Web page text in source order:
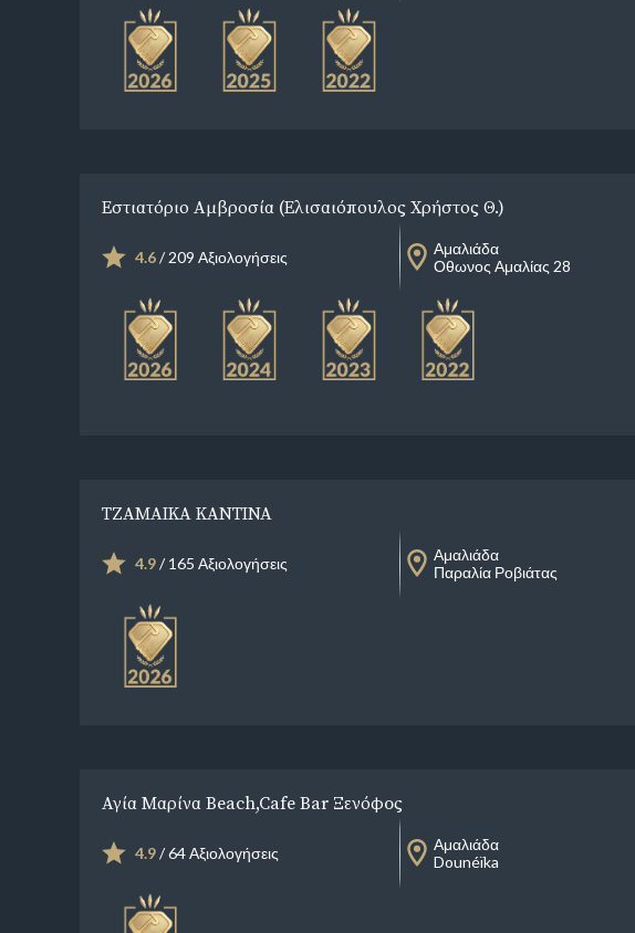
Εστιατόριο Αμβροσία (Ελισαιόπουλος Χρήστος Θ.)
4.6/ 209 Αξιολογήσεις
Αμαλιάδα
Οθωνος Αμαλίας 28
ΤΖΑΜΑΙΚΑ ΚΑΝΤΙΝΑ
4.9/ 165 Αξιολογήσεις
Αμαλιάδα
Παραλία Ροβιάτας
Αγία Μαρίνα Beach,Cafe Bar Ξενόφoς
4.9/ 64 Αξιολογήσεις
Αμαλιάδα
Dounéïka